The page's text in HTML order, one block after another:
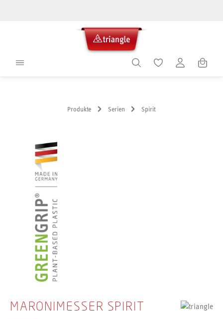
Produkte Serien Spirit
MARONIMESSER SPIRIT